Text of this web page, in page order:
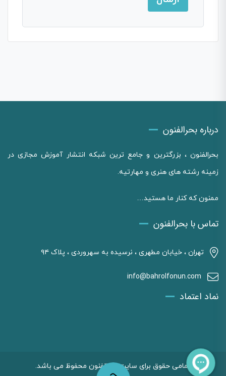
درباره بحرالفنون
بحرالفنون ، بزرگترین و جامع ترین شبکه انتشار آموزش مجازی در
زمینه رشته های هنری و مهارتیه.
ممنون که کنار ما هستید…
تماس با بحرالفنون
تهران ، خیابان مطهری ، نرسیده به سهروردی ، پلاک ۹۴
info@bahrolfonun.com
نماد اعتماد
تمامی حقوق برای سایت بحرالفنون محفوظ می باشد.